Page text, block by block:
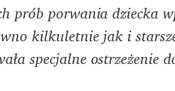
prób porwania dziecka
kilkuletnie jak i
specjalne ostrzeżenie